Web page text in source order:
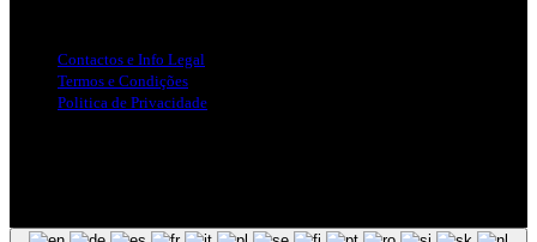
Contactos e Info Legal
Termos e Condições
Politica de Privacidade